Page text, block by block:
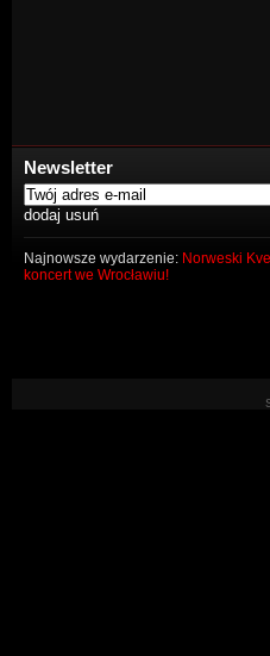
Newsletter
Najnowsze wydarzenie: Norweski
koncert we Wrocławiu!